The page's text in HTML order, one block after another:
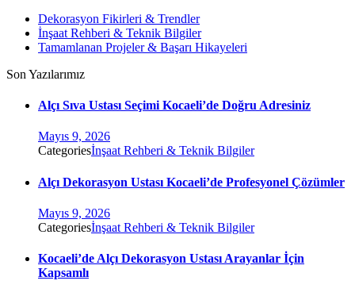
Dekorasyon Fikirleri & Trendler
İnşaat Rehberi & Teknik Bilgiler
Tamamlanan Projeler & Başarı Hikayeleri
Son Yazılarımız
Alçı Sıva Ustası Seçimi Kocaeli’de Doğru Adresiniz
Mayıs 9, 2026
Categoriesİnşaat Rehberi & Teknik Bilgiler
Alçı Dekorasyon Ustası Kocaeli’de Profesyonel Çözümler
Mayıs 9, 2026
Categoriesİnşaat Rehberi & Teknik Bilgiler
Kocaeli’de Alçı Dekorasyon Ustası Arayanlar İçin
Kapsamlı